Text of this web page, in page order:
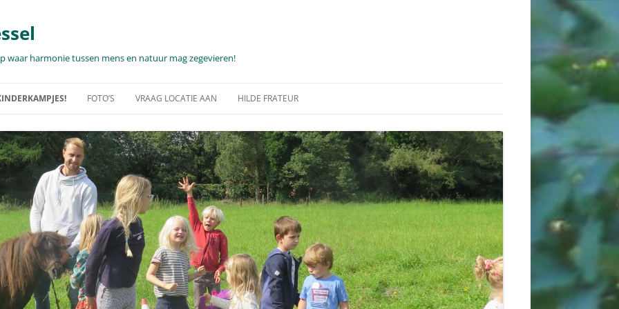
waar harmonie tussen mens en natuur mag zegevieren!
WAT EN WAAR?
NATUUR FAUNA & FLORA
FAUNA
INFO PER DAG OF
FOTO’S
FOTOSHOOTS …
FOTO’S – CULTUUR IN DE NATUUR
VIDEO’S
OPEN TUINDAGEN, MMMIN MEI
VRAAG LOCATIE AAN
RECEPTIE…
VAKANTIEVERBLIJF MET EEN ZALIG
ZICHT OP ZEE?
HILDE FRATEUR